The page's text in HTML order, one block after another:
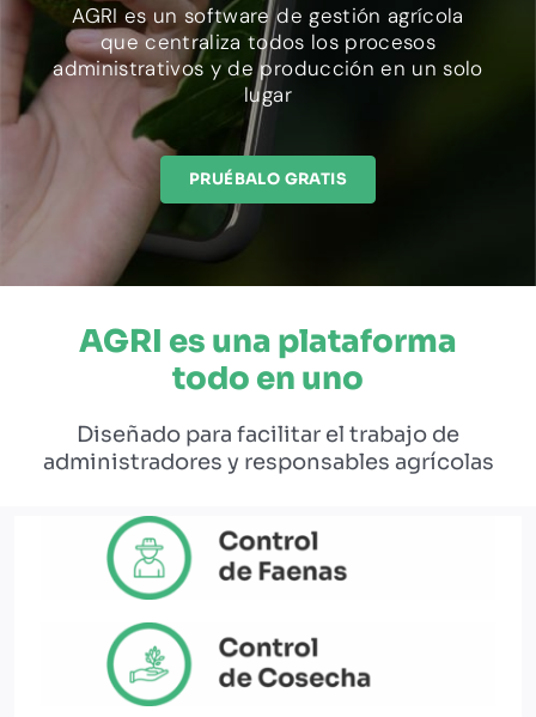
PARTNERS
COMUNIDAD AGRI
EBOOKS Y RECURSOS
PRUÉBALO GRATIS
AGRI es un software de gestión agrícola
que centraliza todos los procesos
administrativos y de producción en un solo
lugar
PRUÉBALO GRATIS
AGRI es una plataforma
todo en uno
Diseñado para facilitar el trabajo de
administradores y responsables agrícolas